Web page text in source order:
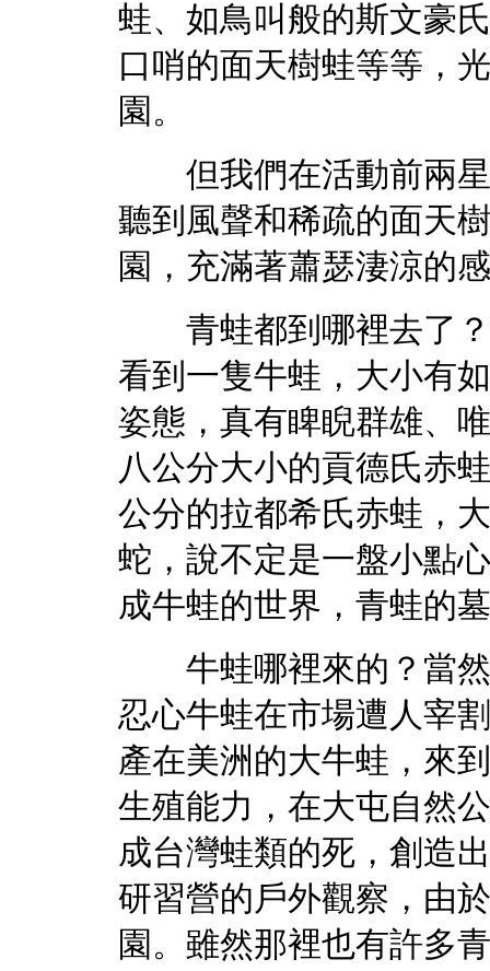
蛙、如鳥叫般的斯文豪
口哨的面天樹蛙等等，
園。
但我們在活動前兩星
聽到風聲和稀疏的面天
園，充滿著蕭瑟淒涼的
青蛙都到哪裡去了？
看到一隻牛蛙，大小有
姿態，真有睥睨群雄、
八公分大小的貢德氏赤
公分的拉都希氏赤蛙，
蛇，說不定是一盤小點
成牛蛙的世界，青蛙的
牛蛙哪裡來的？當然
忍心牛蛙在市場遭人宰
產在美洲的大牛蛙，來
生殖能力，在大屯自然
成台灣蛙類的死，創造
研習營的戶外觀察，由
園。雖然那裡也有許多